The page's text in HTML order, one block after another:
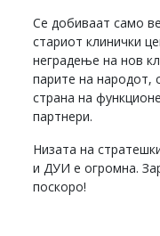
Се добиваат само
стариот клинички
неградење на нов
парите на народот,
страна на
партнери.
Низата на
и ДУИ е огромна.
поскоро!